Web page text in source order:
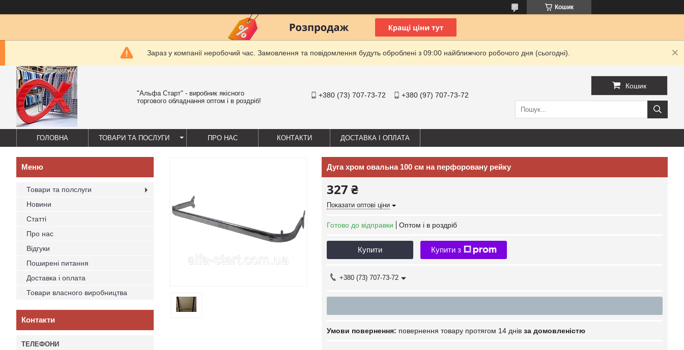
Кошик
Зараз у компанії неробочий час. Замовлення та повідомлення будуть оброблені з 09:00 найближчого робочого дня (сьогодні).
"Альфа Старт" - виробник якісного
торгового обладнання оптом і в роздріб!
+380 (73) 707-73-72 +380 (97) 707-73-72
Кошик
ГОЛОВНА ТОВАРИ ТА ПОСЛУГИ ПРО НАС КОНТАКТИ ДОСТАВКА І ОПЛАТА
Дуга хром овальна 100 см на перфоровану рейку
327 ₴
Показати оптові ціни
Готово до відправки Оптом і в роздріб
Купити Купити з
+380 (73) 707-73-72
повернення товару протягом 14 днів за домовленістю
Товари та полслуги
Новини
Статті
Про нас
Відгуки
Поширені питання
Доставка і оплата
Товари власного виробництва
Контакти